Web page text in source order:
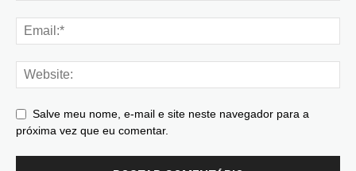
Salve meu nome, e-mail e site neste navegador para a
próxima vez que eu comentar.